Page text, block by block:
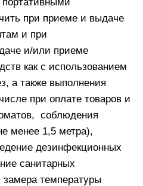
при приеме и выдаче
и при
и/или приеме
как с использованием
а также выполнения
при оплате товаров и
соблюдения
менее 1,5 метра),
дезинфекционных
санитарных
температуры